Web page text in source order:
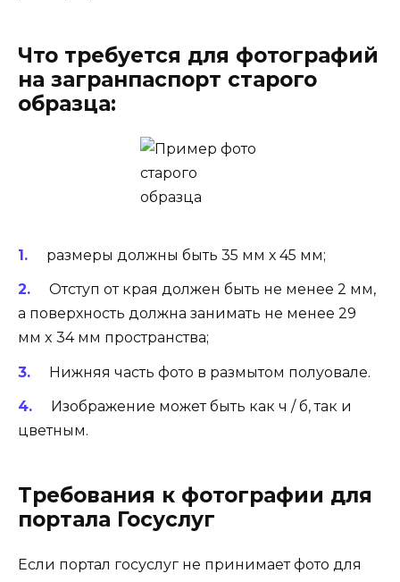
Что требуется для фотографий
на загранпаспорт старого
образца:
размеры должны быть 35 мм х 45 мм;
Отступ от края должен быть не менее 2 мм,
а поверхность должна занимать не менее 29
мм x 34 мм пространства;
Нижняя часть фото в размытом полуовале.
Изображение может быть как ч / б, так и
цветным.
Требования к фотографии для
портала Госуслуг
Если портал госуслуг не принимает фото для